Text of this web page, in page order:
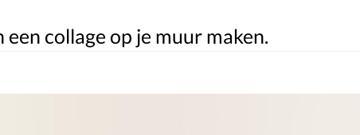
collage op je muur maken.